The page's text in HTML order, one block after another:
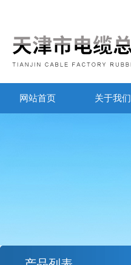
网站首页 关于我们